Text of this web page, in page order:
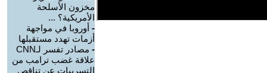
مخزون الأسلحة
الأمريكية؟ ...
- أوروبا في مواجهة
أزمات تهدد مستقبلها
-
مصادر تفسر لـCNN
علاقة غضب ترامب من
التسريبات عن تناقص